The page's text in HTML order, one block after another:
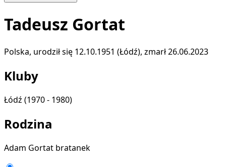
Tadeusz Gortat
Polska, urodził się 12.10.1951 (Łódź), zmarł 26.06.2023
Kluby
Łódź (1970 - 1980)
Rodzina
Adam Gortat bratanek